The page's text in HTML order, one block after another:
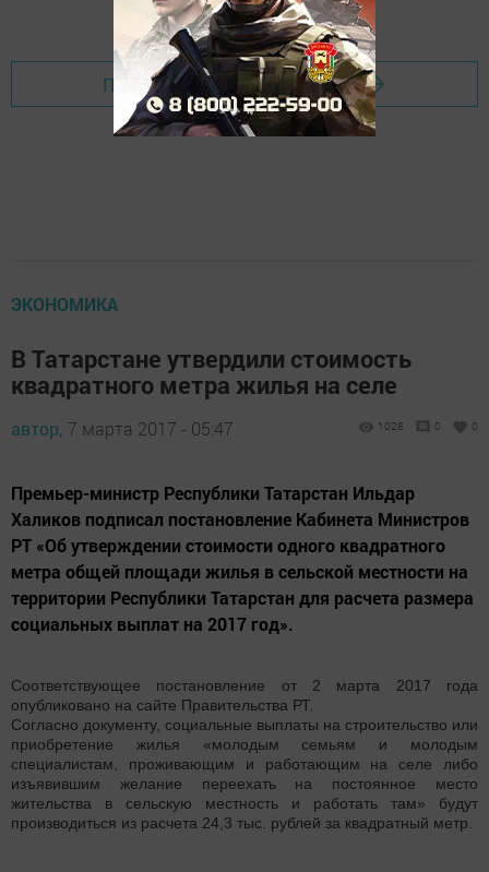
Добавить Шешминскую новь в Яндекс.Новости
Перейти на страницу новости
ЭКОНОМИКА
В Татарстане утвердили стоимость
квадратного метра жилья на селе
автор, 7 марта 2017 - 05:47 1028 0 0
Премьер-министр Республики Татарстан Ильдар
Халиков подписал постановление Кабинета Министров
РТ «Об утверждении стоимости одного квадратного
метра общей площади жилья в сельской местности на
территории Республики Татарстан для расчета размера
социальных выплат на 2017 год».
Соответствующее постановление от 2 марта 2017 года
опубликовано на сайте Правительства РТ.
Согласно документу, социальные выплаты на строительство или
приобретение жилья «молодым семьям и молодым
специалистам, проживающим и работающим на селе либо
изъявившим желание переехать на постоянное место
жительства в сельскую местность и работать там» будут
производиться из расчета 24,3 тыс. рублей за квадратный метр.